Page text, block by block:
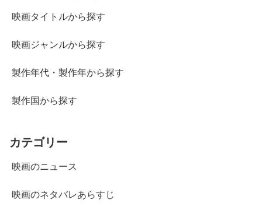
映画タイトルから探す
映画ジャンルから探す
製作年代・製作年から探す
製作国から探す
カテゴリー
映画のニュース
映画のネタバレあらすじ